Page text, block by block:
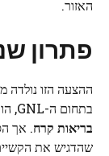
האזור.
פתרון
ההצעה הזו נולדה
בתחום ה-GNL, הודיעה לאחרונה על כוונתה לרכוש
בריאות קרח. אך
שהדגיש את